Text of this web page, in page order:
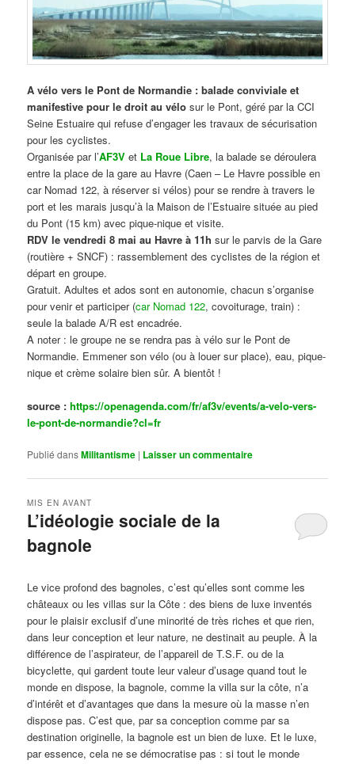
A vélo vers le Pont de Normandie : balade conviviale et
manifestive pour le droit au vélo sur le Pont, géré par la CCI
Seine Estuaire qui refuse d’engager les travaux de sécurisation
pour les cyclistes.
Organisée par l’AF3V et La Roue Libre, la balade se déroulera
entre la place de la gare au Havre (Caen – Le Havre possible en
car Nomad 122, à réserver si vélos) pour se rendre à travers le
port et les marais jusqu’à la Maison de l’Estuaire située au pied
du Pont (15 km) avec pique-nique et visite.
RDV le vendredi 8 mai au Havre à 11h sur le parvis de la Gare
(routière + SNCF) : rassemblement des cyclistes de la région et
départ en groupe.
Gratuit. Adultes et ados sont en autonomie, chacun s’organise
pour venir et participer (car Nomad 122, covoiturage, train) :
seule la balade A/R est encadrée.
A noter : le groupe ne se rendra pas à vélo sur le Pont de
Normandie. Emmener son vélo (ou à louer sur place), eau, pique-
nique et crème solaire bien sûr. A bientôt !
source :https://openagenda.com/fr/af3v/events/a-velo-vers-
le-pont-de-normandie?cl=fr
Publié dansMilitantisme | Laisser un commentaire
L’idéologie sociale de la
bagnole
MIS EN AVANT
Le vice profond des bagnoles, c’est qu’elles sont comme les
châteaux ou les villas sur la Côte : des biens de luxe inventés
pour le plaisir exclusif d’une minorité de très riches et que rien,
dans leur conception et leur nature, ne destinait au peuple. À la
différence de l’aspirateur, de l’appareil de T.S.F. ou de la
bicyclette, qui gardent toute leur valeur d’usage quand tout le
monde en dispose, la bagnole, comme la villa sur la côte, n’a
d’intérêt et d’avantages que dans la mesure où la masse n’en
dispose pas. C’est que, par sa conception comme par sa
destination originelle, la bagnole est un bien de luxe. Et le luxe,
par essence, cela ne se démocratise pas : si tout le monde